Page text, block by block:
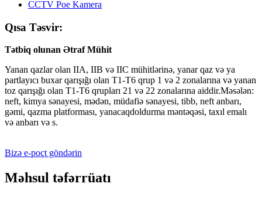
Qısa Təsvir:
Tətbiq olunan Ətraf Mühit
Yanan qazlar olan IIA, IIB və IIC mühitlərinə, yanar qaz və ya
partlayıcı buxar qarışığı olan T1-T6 qrup 1 və 2 zonalarına və yanan
toz qarışığı olan T1-T6 qrupları 21 və 22 zonalarına aiddir.Məsələn:
neft, kimya sənayesi, mədən, müdafiə sənayesi, tibb, neft anbarı,
gəmi, qazma platforması, yanacaqdoldurma məntəqəsi, taxıl emalı
və anbarı və s.
Bizə e-poçt göndərin
Məhsul təfərrüatı